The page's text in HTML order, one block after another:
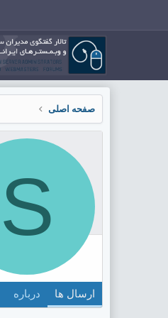
صفحه اصلی
S
ارسال ها درباره